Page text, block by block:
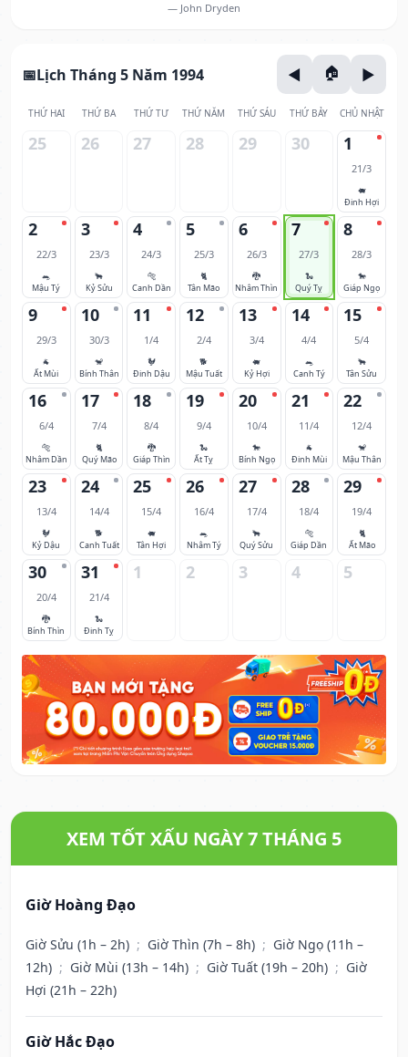
— John Dryden
Lịch Tháng 5 Năm 1994
THỨ HAI THỨ BA THỨ TƯ THỨ NĂM THỨ SÁU THỨ BẢY CHỦ NHẬT
25 26 27 28 29 30 1
21/3
🐖
Đinh Hợi
2
22/3
🐀
Mậu Tý
3
23/3
🐂
Kỷ Sửu
4
24/3
🐅
Canh Dần
5
25/3
🐈
Tân Mão
6
26/3
🐉
Nhâm Thìn
7
27/3
🐍
Quý Tỵ
8
28/3
🐎
Giáp Ngọ
9
29/3
🐐
Ất Mùi
10
30/3
🐒
Bính Thân
11
1/4
🐓
Đinh Dậu
12
2/4
🐕
Mậu Tuất
13
3/4
🐖
Kỷ Hợi
14
4/4
🐀
Canh Tý
15
5/4
🐂
Tân Sửu
16
6/4
🐅
Nhâm Dần
17
7/4
🐈
Quý Mão
18
8/4
🐉
Giáp Thìn
19
9/4
🐍
Ất Tỵ
20
10/4
🐎
Bính Ngọ
21
11/4
🐐
Đinh Mùi
22
12/4
🐒
Mậu Thân
23
13/4
🐓
Kỷ Dậu
24
14/4
🐕
Canh Tuất
25
15/4
🐖
Tân Hợi
26
16/4
🐀
Nhâm Tý
27
17/4
🐂
Quý Sửu
28
18/4
🐅
Giáp Dần
29
19/4
🐈
Ất Mão
30
20/4
🐉
Bính Thìn
31
21/4
🐍
Đinh Tỵ
1 2 3 4 5
XEM TỐT XẤU NGÀY 7 THÁNG 5
Giờ Hoàng Đạo
Giờ Sửu (1h – 2h) ; Giờ Thìn (7h – 8h) ; Giờ Ngọ (11h –
12h) ; Giờ Mùi (13h – 14h) ; Giờ Tuất (19h – 20h) ; Giờ
Hợi (21h – 22h)
Giờ Hắc Đạo